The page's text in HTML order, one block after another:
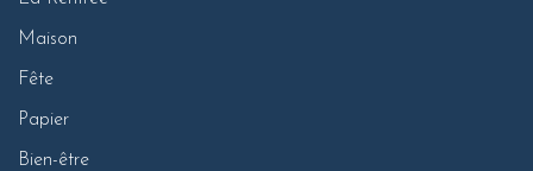
Maison
Fête
Papier
Bien-être